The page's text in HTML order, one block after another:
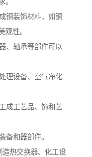
。
铜装饰材料，如铜
观性。
、轴承等部件可以
理设备、空气净化
成工艺品、饰和艺
备和器部件。
造热交换器、化工设